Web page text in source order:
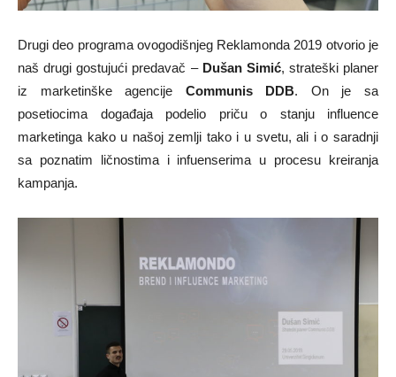
Drugi deo programa ovogodišnjeg Reklamonda 2019 otvorio je
naš drugi gostujući predavač – Dušan Simić, strateški planer
iz marketinške agencije Communis DDB. On je sa
posetiocima događaja podelio priču o stanju influence
marketinga kako u našoj zemlji tako i u svetu, ali i o saradnji
sa poznatim ličnostima i infuenserima u procesu kreiranja
kampanja.